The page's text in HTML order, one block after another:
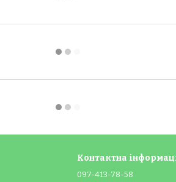
Контактна
097-413-78-58